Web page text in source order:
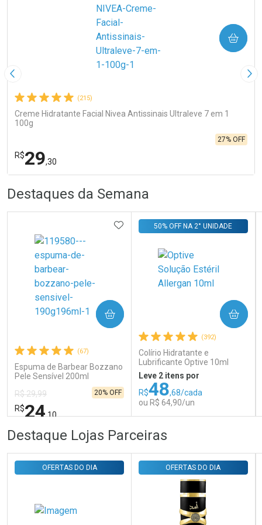
Imagem Anterior
(215)
Creme Hidratante Facial Nivea Antissinais Ultraleve 7 em 1
100g
R$29,30
27% OFF
COMPRAR
Laboratório
Ativar Desconto
Comprar sem Desconto
Por R$ 29,30/cada
Por Menos
Comprar sem Desconto
Por R$ 29,30/cada
Destaques da Semana
(67)
Espuma de Barbear Bozzano
Pele Sensível 200ml
R$ 29,99
R$24,10
20% OFF
ADICIONAR AOS FAVORITOS
COMPRAR
FECHAR
Laboratório
FECHAR
Por Menos
(392)
Colírio Hidratante e
Lubrificante Optive 10ml
50% OFF NA 2° UNIDADE
Leve 2 itens por
R$48,68/cada
ou R$ 64,90/un
COMPRAR
Por Menos
Destaque Lojas Parceiras
OFERTAS DO DIA OFERTAS DO DIA